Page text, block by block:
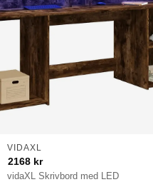
vidaXL Skrivbord med LED
VIDAXL
2168 kr